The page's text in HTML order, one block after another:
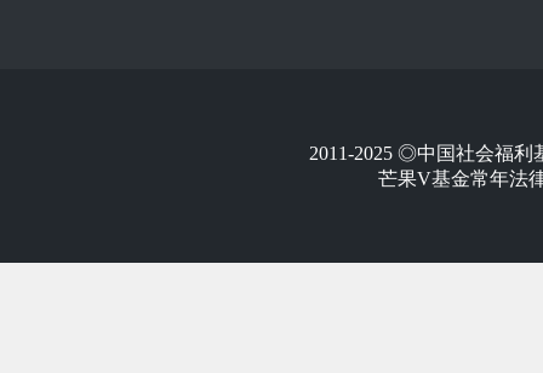
2011-2025 ◎中国社会福
芒果V基金常年法